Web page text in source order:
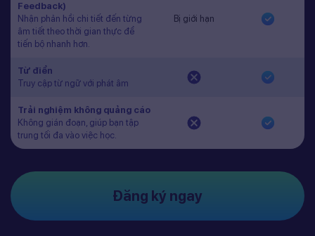
Feedback)
Nhận phản hồi chi tiết đến từng
âm tiết theo thời gian thực để
tiến bộ nhanh hơn.
Bị giới hạn
Từ điển
Truy cập từ ngữ với phát âm
Trải nghiệm không quảng cáo
Không gián đoạn, giúp bạn tập
trung tối đa vào việc học.
Đăng ký ngay